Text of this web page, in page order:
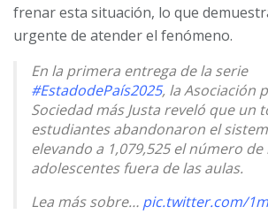
frenar esta situación, lo que
urgente de atender el fenómeno.
En la primera entrega de la serie
#EstadodePaís2025, la Asociación
Sociedad más Justa reveló que un
estudiantes abandonaron el
elevando a 1,079,525 el número
adolescentes fuera de las aulas.
Lea más sobre… pic.twitter.com/